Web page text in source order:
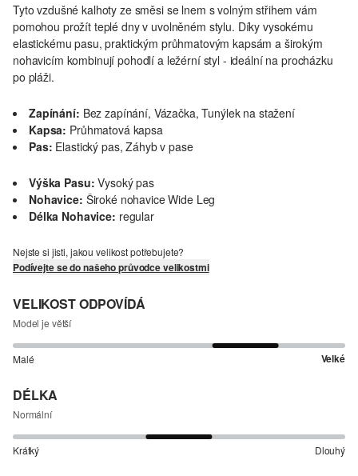
Tyto vzdušné kalhoty ze směsi se lnem s volným střihem vám
pomohou prožít teplé dny v uvolněném stylu. Díky vysokému
elastickému pasu, praktickým průhmatovým kapsám a širokým
nohavicím kombinují pohodlí a ležérní styl - ideální na procházku
po pláži.
Zapínání: Bez zapínání, Vázačka, Tunýlek na stažení
Kapsa: Průhmatová kapsa
Pas: Elastický pas, Záhyb v pase
Výška Pasu: Vysoký pas
Nohavice: Široké nohavice Wide Leg
Délka Nohavice: regular
Nejste si jisti, jakou velikost potřebujete?
Podívejte se do našeho průvodce velikostmi
VELIKOST ODPOVÍDÁ
Model je větší
Malé Velké
DÉLKA
Normální
Krátký Dlouhý